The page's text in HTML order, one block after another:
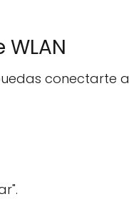
conectarte a